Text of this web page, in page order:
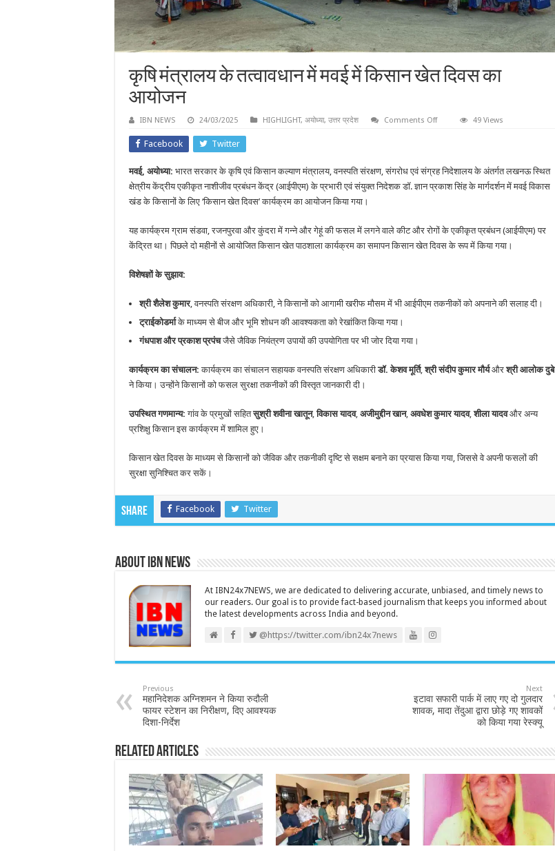
कृषि मंत्रालय के तत्वावधान में मवई में किसान खेत दिवस का
आयोजन
IBN NEWS 24/03/2025 HIGHLIGHT, अयोध्या, उत्तर प्रदेश Comments Offon
मवई
में
किसान
आयोजन
49 Views
Facebook Twitter
मवई, अयोध्या: भारत सरकार के कृषि एवं किसान कल्याण मंत्रालय, वनस्पति संरक्षण, संगरोध एवं संग्रह निदेशालय के अंतर्गत लखनऊ स्थित
क्षेत्रीय केंद्रीय एकीकृत नाशीजीव प्रबंधन केंद्र (आईपीएम) के प्रभारी एवं संयुक्त निदेशक डॉ. ज्ञान प्रकाश सिंह के मार्गदर्शन में मवई विकास
खंड के किसानों के लिए ‘किसान खेत दिवस’ कार्यक्रम का आयोजन किया गया।
यह कार्यक्रम ग्राम संडवा, रजनपुरवा और कुंदरा में गन्ने और गेहूं की फसल में लगने वाले कीट और रोगों के एकीकृत प्रबंधन (आईपीएम) पर
केंद्रित था। पिछले दो महीनों से आयोजित किसान खेत पाठशाला कार्यक्रम का समापन किसान खेत दिवस के रूप में किया गया।
विशेषज्ञों के सुझाव:
श्री शैलेश कुमार, वनस्पति संरक्षण अधिकारी, ने किसानों को आगामी खरीफ मौसम में भी आईपीएम तकनीकों को अपनाने की सलाह दी।
ट्राईकोडर्माके माध्यम से बीज और भूमि शोधन की आवश्यकता को रेखांकित किया गया।
गंधपाश और प्रकाश प्रपंचजैसे जैविक नियंत्रण उपायों की उपयोगिता पर भी जोर दिया गया।
कार्यक्रम का संचालन: कार्यक्रम का संचालन सहायक वनस्पति संरक्षण अधिकारीडॉ. केशव मूर्ति,श्री संदीप कुमार मौर्यऔरश्री आलोक दुबे
ने किया। उन्होंने किसानों को फसल सुरक्षा तकनीकों की विस्तृत जानकारी दी।
उपस्थित गणमान्य: गांव के प्रमुखों सहितसुश्री शवीना खातून,विकास यादव, अजीमुद्दीन खान, अवधेश कुमार यादव,शीला यादवऔर अन्य
प्रशिक्षु किसान इस कार्यक्रम में शामिल हुए।
किसान खेत दिवस के माध्यम से किसानों को जैविक और तकनीकी दृष्टि से सक्षम बनाने का प्रयास किया गया, जिससे वे अपनी फसलों की
सुरक्षा सुनिश्चित कर सकें।
Share Facebook Twitter
About IBN NEWS
At IBN24x7NEWS, we are dedicated to delivering accurate, unbiased, and timely news to
our readers. Our goal is to provide fact-based journalism that keeps you informed about
the latest developments across India and beyond.
@https://twitter.com/ibn24x7news
Previous
महानिदेशक अग्निशमन ने किया रुदौली
फायर स्टेशन का निरीक्षण, दिए आवश्यक
दिशा-निर्देश
Next
इटावा सफारी पार्क में लाए गए दो गुलदार
शावक, मादा तेंदुआ द्वारा छोड़े गए शावकों
को किया गया रेस्क्यू
Related Articles